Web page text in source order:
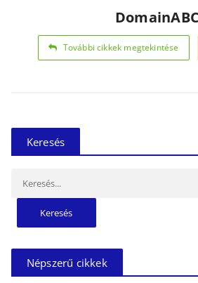
DomainABC
További cikkek megtekintése
Keresés
Népszerű cikkek